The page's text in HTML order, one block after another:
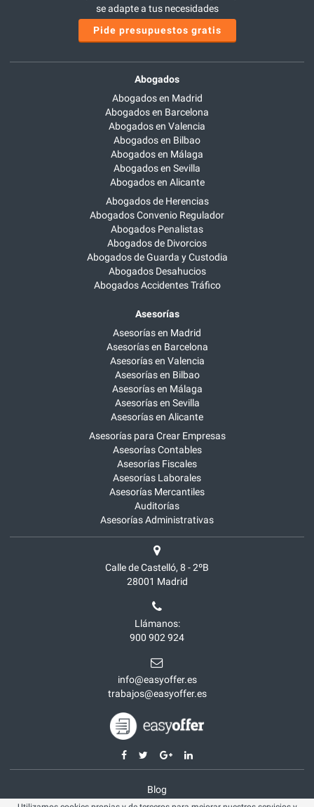
se adapte a tus necesidades
Pide presupuestos gratis
Abogados
Abogados en Madrid
Abogados en Barcelona
Abogados en Valencia
Abogados en Bilbao
Abogados en Málaga
Abogados en Sevilla
Abogados en Alicante
Abogados de Herencias
Abogados Convenio Regulador
Abogados Penalistas
Abogados de Divorcios
Abogados de Guarda y Custodia
Abogados Desahucios
Abogados Accidentes Tráfico
Asesorías
Asesorías en Madrid
Asesorías en Barcelona
Asesorías en Valencia
Asesorías en Bilbao
Asesorías en Málaga
Asesorías en Sevilla
Asesorías en Alicante
Asesorías para Crear Empresas
Asesorías Contables
Asesorías Fiscales
Asesorías Laborales
Asesorías Mercantiles
Auditorías
Asesorías Administrativas
Calle de Castelló, 8 - 2ºB
28001 Madrid
Llámanos:
900 902 924
info@easyoffer.es
trabajos@easyoffer.es
Blog